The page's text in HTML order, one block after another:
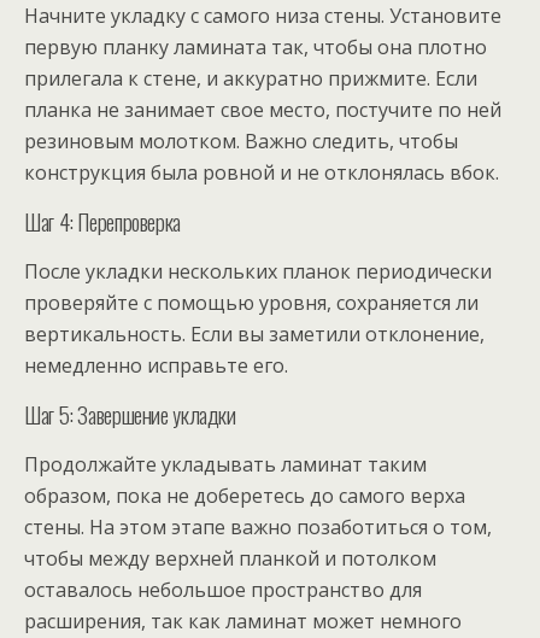
Начните укладку с самого низа стены. Установите
первую планку ламината так, чтобы она плотно
прилегала к стене, и аккуратно прижмите. Если
планка не занимает свое место, постучите по ней
резиновым молотком. Важно следить, чтобы
конструкция была ровной и не отклонялась вбок.
Шаг 4: Перепроверка
После укладки нескольких планок периодически
проверяйте с помощью уровня, сохраняется ли
вертикальность. Если вы заметили отклонение,
немедленно исправьте его.
Шаг 5: Завершение укладки
Продолжайте укладывать ламинат таким
образом, пока не доберетесь до самого верха
стены. На этом этапе важно позаботиться о том,
чтобы между верхней планкой и потолком
оставалось небольшое пространство для
расширения, так как ламинат может немного